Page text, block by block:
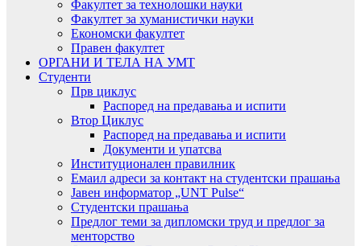
Факултет за технолошки науки
Факултет за хуманистички науки
Економски факултет
Правен факултет
ОРГАНИ И ТЕЛА НА УМТ
Студенти
Прв циклус
Распоред на предавањa и испити
Втор Циклус
Распоред на предавањa и испити
Документи и упатсва
Институционален правилник
Емаил адреси за контакт на студентски прашања
Јавен информатор „UNT Pulse“
Студентски прашања
Предлог теми за дипломски труд и предлог за
менторство